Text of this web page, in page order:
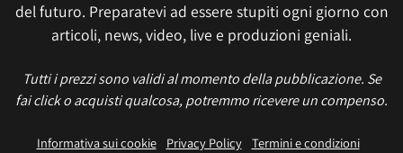
del futuro. Preparatevi ad essere stupiti ogni giorno con
articoli, news, video, live e produzioni geniali.
Tutti i prezzi sono validi al momento della pubblicazione. Se
fai click o acquisti qualcosa, potremmo ricevere un compenso.
Informativa sui cookie Privacy Policy Termini e condizioni